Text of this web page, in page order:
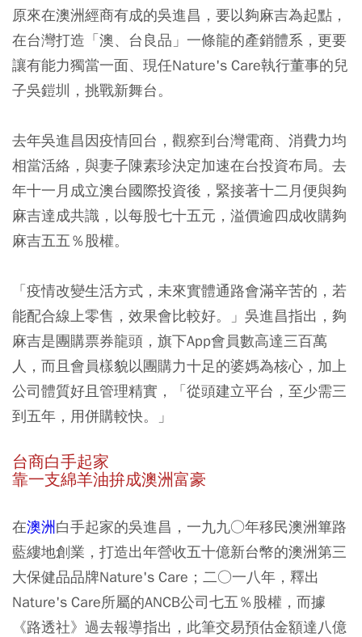
原來在澳洲經商有成的吳進昌，要以夠麻吉為起點，
在台灣打造「澳、台良品」一條龍的產銷體系，更要
讓有能力獨當一面、現任Nature's Care執行董事的兒
子吳鎧圳，挑戰新舞台。
去年吳進昌因疫情回台，觀察到台灣電商、消費力均
相當活絡，與妻子陳素珍決定加速在台投資布局。去
年十一月成立澳台國際投資後，緊接著十二月便與夠
麻吉達成共識，以每股七十五元，溢價逾四成收購夠
麻吉五五％股權。
「疫情改變生活方式，未來實體通路會滿辛苦的，若
能配合線上零售，效果會比較好。」吳進昌指出，夠
麻吉是團購票券龍頭，旗下App會員數高達三百萬
人，而且會員樣貌以團購力十足的婆媽為核心，加上
公司體質好且管理精實，「從頭建立平台，至少需三
到五年，用併購較快。」
台商白手起家
靠一支綿羊油拚成澳洲富豪
在澳洲白手起家的吳進昌，一九九○年移民澳洲篳路
藍縷地創業，打造出年營收五十億新台幣的澳洲第三
大保健品品牌Nature's Care；二○一八年，釋出
Nature's Care所屬的ANCB公司七五％股權，而據
《路透社》過去報導指出，此筆交易預估金額達八億